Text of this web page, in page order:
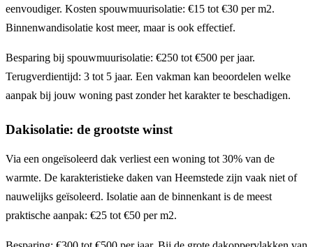
eenvoudiger. Kosten spouwmuurisolatie: €15 tot €30 per m2.
Binnenwandisolatie kost meer, maar is ook effectief.
Besparing bij spouwmuurisolatie: €250 tot €500 per jaar.
Terugverdientijd: 3 tot 5 jaar. Een vakman kan beoordelen welke
aanpak bij jouw woning past zonder het karakter te beschadigen.
Dakisolatie: de grootste winst
Via een ongeïsoleerd dak verliest een woning tot 30% van de
warmte. De karakteristieke daken van Heemstede zijn vaak niet of
nauwelijks geïsoleerd. Isolatie aan de binnenkant is de meest
praktische aanpak: €25 tot €50 per m2.